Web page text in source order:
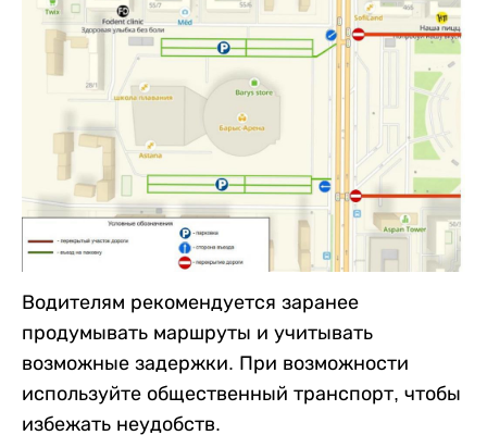
Водителям рекомендуется заранее
продумывать маршруты и учитывать
возможные задержки. При возможности
используйте общественный транспорт, чтобы
избежать неудобств.